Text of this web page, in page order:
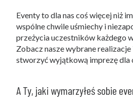
Eventy to dla nas coś więcej niż
wspólne chwile uśmiechy i
przeżycia uczestników każdego
Zobacz nasze wybrane
stworzyć wyjątkową imprezę dla
A Ty, jaki wymarzyłeś sobie